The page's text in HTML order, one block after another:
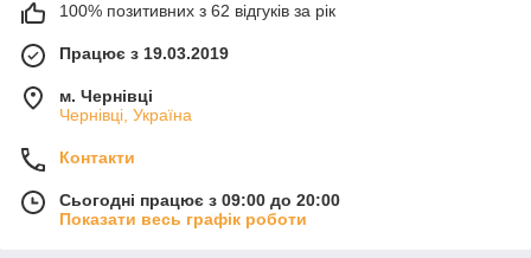
100% позитивних з 62 відгуків за рік
Працює з 19.03.2019
м. Чернівці
Чернівці, Україна
Контакти
Сьогодні працює з 09:00 до 20:00
Показати весь графік роботи